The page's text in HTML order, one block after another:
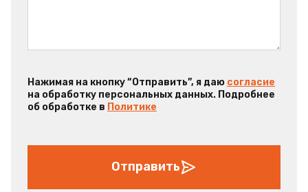
Нажимая на кнопку “Отправить”, я даю согласие
на обработку персональных данных. Подробнее
об обработке в Политике
Отправить